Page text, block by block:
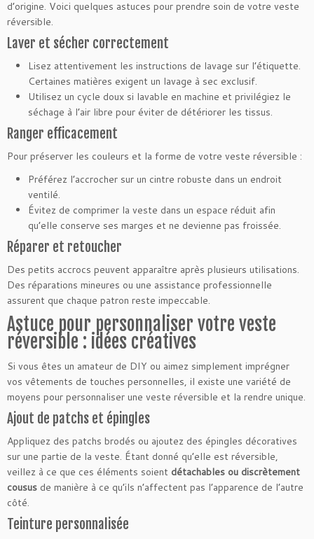
d’origine. Voici quelques astuces pour prendre soin de votre veste
réversible.
Laver et sécher correctement
Lisez attentivement les instructions de lavage sur l’étiquette.
Certaines matières exigent un lavage à sec exclusif.
Utilisez un cycle doux si lavable en machine et privilégiez le
séchage à l’air libre pour éviter de détériorer les tissus.
Ranger efficacement
Pour préserver les couleurs et la forme de votre veste réversible :
Préférez l’accrocher sur un cintre robuste dans un endroit
ventilé.
Évitez de comprimer la veste dans un espace réduit afin
qu’elle conserve ses marges et ne devienne pas froissée.
Réparer et retoucher
Des petits accrocs peuvent apparaître après plusieurs utilisations.
Des réparations mineures ou une assistance professionnelle
assurent que chaque patron reste impeccable.
Astuce pour personnaliser votre veste
réversible : idées créatives
Si vous êtes un amateur de DIY ou aimez simplement imprégner
vos vêtements de touches personnelles, il existe une variété de
moyens pour personnaliser une veste réversible et la rendre unique.
Ajout de patchs et épingles
Appliquez des patchs brodés ou ajoutez des épingles décoratives
sur une partie de la veste. Étant donné qu’elle est réversible,
veillez à ce que ces éléments soient détachables ou discrètement
cousus de manière à ce qu’ils n’affectent pas l’apparence de l’autre
côté.
Teinture personnalisée